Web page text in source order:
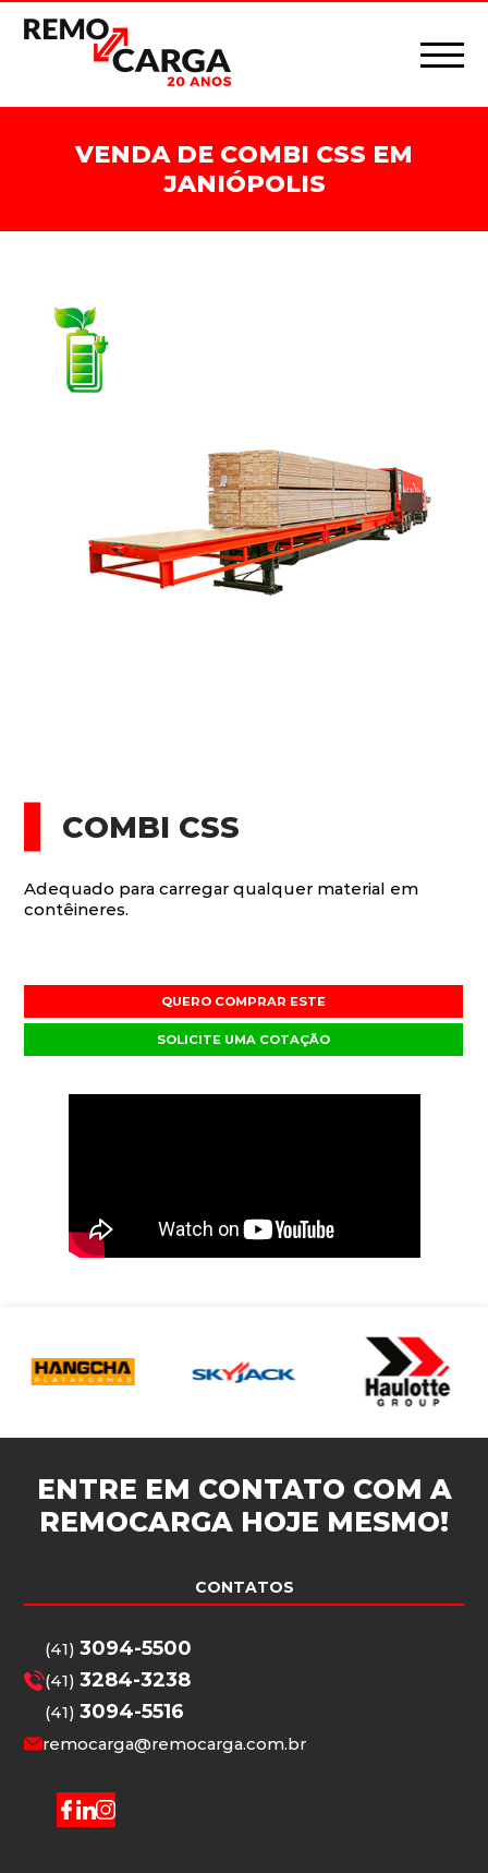
VENDA DE COMBI CSS EM
JANIÓPOLIS
COMBI CSS
Adequado para carregar qualquer material em
contêineres.
QUERO COMPRAR ESTE
SOLICITE UMA COTAÇÃO
ENTRE EM CONTATO COM A
REMOCARGA HOJE MESMO!
CONTATOS
(41)3094-5500
(41)3284-3238
(41)3094-5516
remocarga@remocarga.com.br